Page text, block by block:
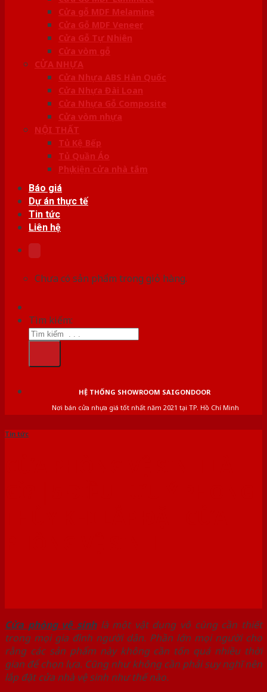
Cửa gỗ MDF Melamine
Cửa Gỗ MDF Veneer
Cửa Gỗ Tự Nhiên
Cửa vòm gỗ
CỬA NHỰA
Cửa Nhựa ABS Hàn Quốc
Cửa Nhựa Đài Loan
Cửa Nhựa Gỗ Composite
Cửa vòm nhựa
NỘI THẤT
Tủ Kệ Bếp
Tủ Quần Áo
Phụ kiện cửa nhà tắm
Báo giá
Dự án thực tế
Tin tức
Liên hệ
Chưa có sản phẩm trong giỏ hàng.
Tìm kiếm:
HỆ THỐNG SHOWROOM SAIGONDOOR
Nơi bán cửa nhựa giá tốt nhất năm 2021 tại TP. Hồ Chí Minh
Tin tức
Cửa phòng vệ sinhlà một vật dụng vô cùng cần thiết
trong mọi gia đình người dân. Phần lớn mọi người cho
rằng các sản phẩm này không cần tốn quá nhiều thời
gian để chọn lựa. Cũng như không cần phải suy nghĩ nên
lắp đặt cửa nhà vệ sinh như thế nào.